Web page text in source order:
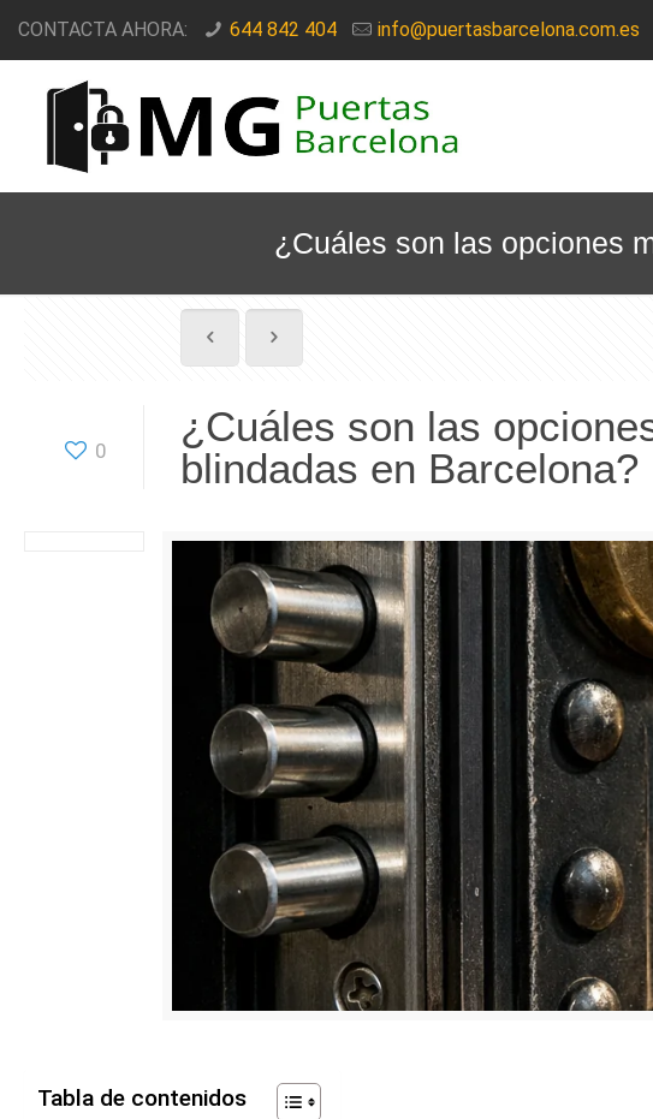
CONTACTA AHORA: 644 842 404 info@puertasbarcelona.com.es
¿Cuáles son las opciones
0
¿Cuáles son las
blindadas en Barcelona?
Tabla de contenidos